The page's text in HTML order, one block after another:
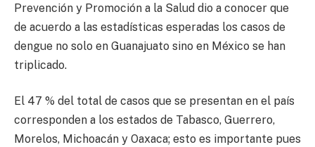
Prevención y Promoción a la Salud dio a conocer que
de acuerdo a las estadísticas esperadas los casos de
dengue no solo en Guanajuato sino en México se han
triplicado.
El 47 % del total de casos que se presentan en el país
corresponden a los estados de Tabasco, Guerrero,
Morelos, Michoacán y Oaxaca; esto es importante pues